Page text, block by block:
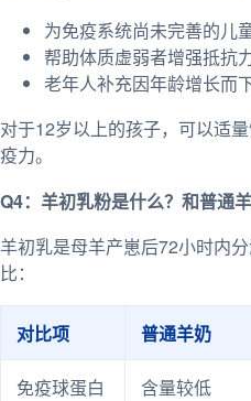
为免疫系统尚未完善的儿
帮助体质虚弱者增强抵抗
老年人补充因年龄增长而
对于12岁以上的孩子，可以适
疫力。
Q4：羊初乳粉是什么？和普通
羊初乳是母羊产崽后72小时内
比：
对比项 普通羊奶
免疫球蛋白 含量较低